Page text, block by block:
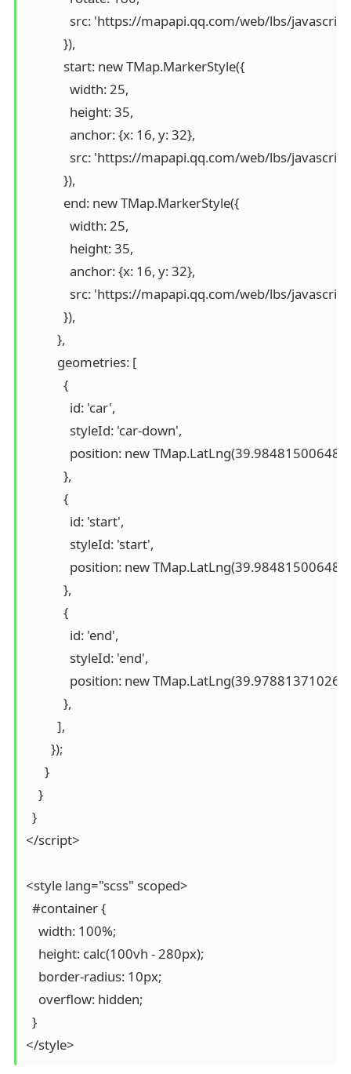
src: 'https://mapapi.qq.com/web/lbs/
}),
start: new TMap.MarkerStyle({
width: 25,
height: 35,
anchor: {x: 16, y: 32},
src: 'https://mapapi.qq.com/web/lbs/
}),
end: new TMap.MarkerStyle({
width: 25,
height: 35,
anchor: {x: 16, y: 32},
src: 'https://mapapi.qq.com/web/lbs/
}),
},
geometries: [
{
id: 'car',
styleId: 'car-down',
position: new
},
{
id: 'start',
styleId: 'start',
position: new
},
{
id: 'end',
styleId: 'end',
position: new
},
],
});
}
}
}
</script>
<style lang="scss" scoped>
#container {
width: 100%;
height: calc(100vh - 280px);
border-radius: 10px;
overflow: hidden;
}
</style>